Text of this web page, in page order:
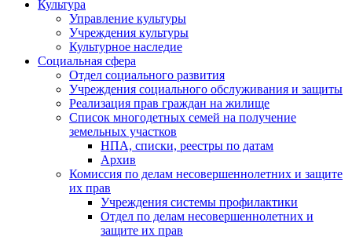
Культура
Управление культуры
Учреждения культуры
Культурное наследие
Социальная сфера
Отдел социального развития
Учреждения социального обслуживания и защиты
Реализация прав граждан на жилище
Список многодетных семей на получение
земельных участков
НПА, списки, реестры по датам
Архив
Комиссия по делам несовершеннолетних и защите
их прав
Учреждения системы профилактики
Отдел по делам несовершеннолетних и
защите их прав